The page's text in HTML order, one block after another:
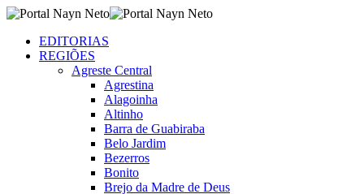
EDITORIAS
REGIÕES
Agreste Central
Agrestina
Alagoinha
Altinho
Barra de Guabiraba
Belo Jardim
Bezerros
Bonito
Brejo da Madre de Deus